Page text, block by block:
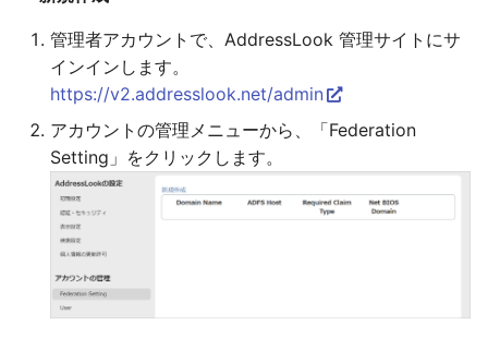
管理者アカウントで、AddressLook 管理サイトにサ
インインします。
https://v2.addresslook.net/admin
アカウントの管理メニューから、「Federation
Setting」をクリックします。